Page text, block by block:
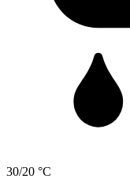
30/20 °C